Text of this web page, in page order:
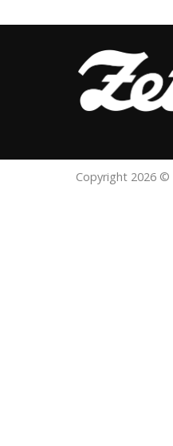
Copyright 2026 ©